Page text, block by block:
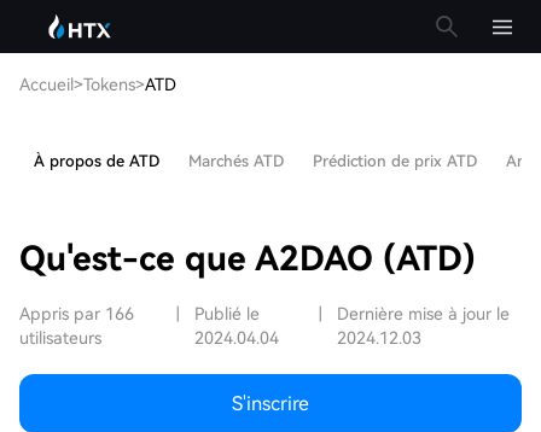
Accueil>Tokens>ATD
À propos de ATD Marchés ATD Prédiction de prix ATD
Qu'est-ce que A2DAO (ATD)
Appris par 166
utilisateurs
Publié le
2024.04.04
Dernière mise à jour le
2024.12.03
S'inscrire